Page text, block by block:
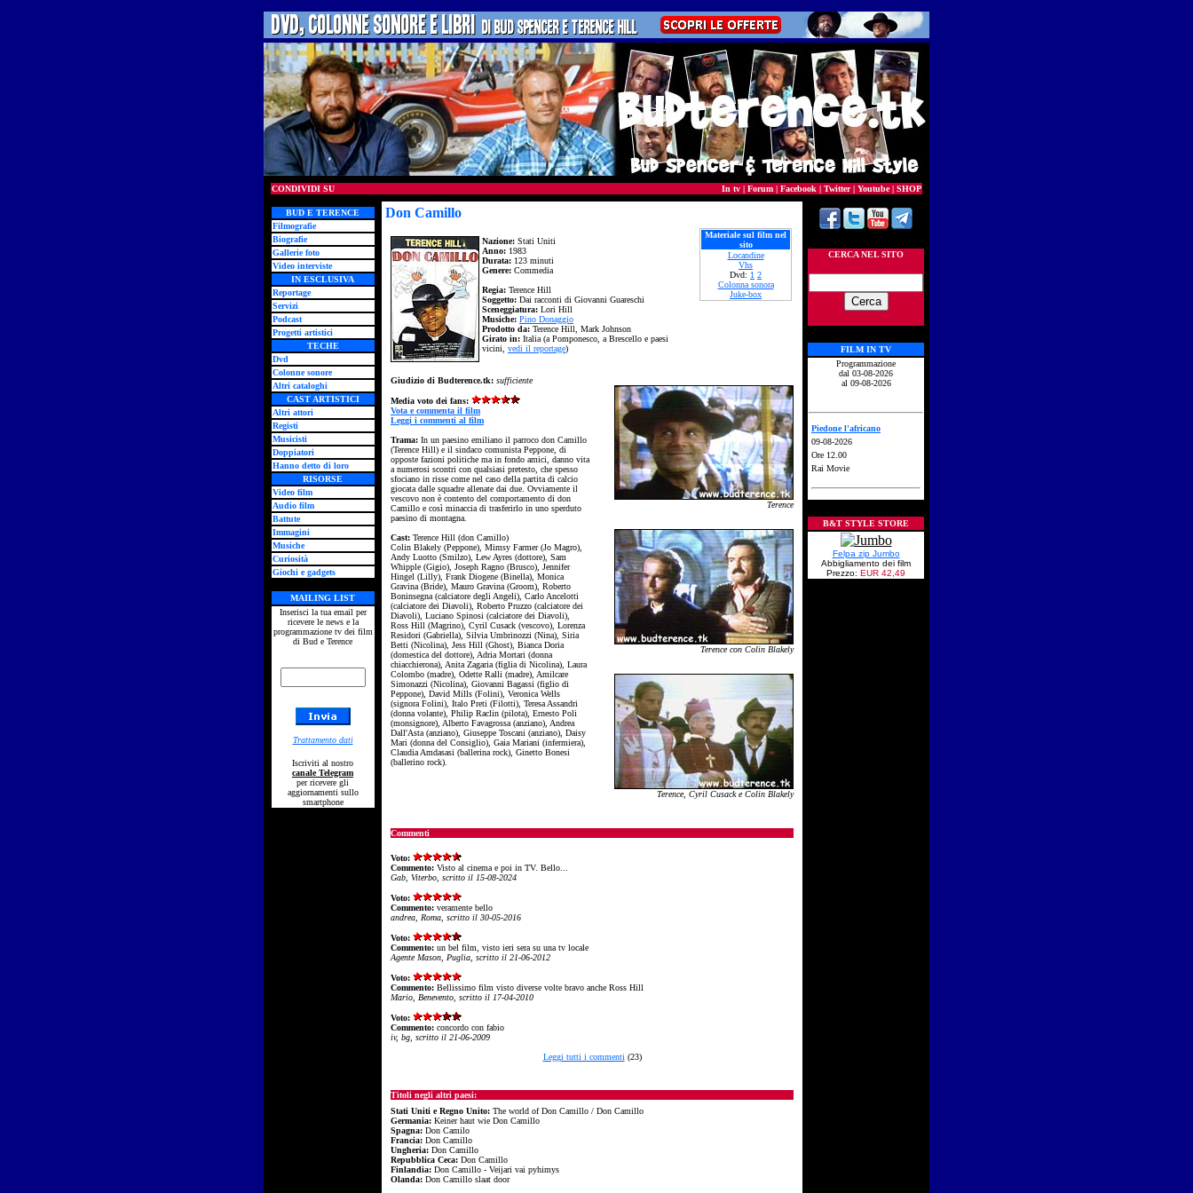
CONDIVIDI SU In tv | Forum | Facebook | Twitter| Youtube| SHOP
BUD E TERENCE
Filmografie
Biografie
Gallerie foto
Video interviste
IN ESCLUSIVA
Reportage
Servizi
Podcast
Progetti artistici
TECHE
Dvd
Colonne sonore
Altri cataloghi
CAST ARTISTICI
Altri attori
Registi
Musicisti
Doppiatori
Hanno detto di loro
RISORSE
Video film
Audio film
Battute
Immagini
Musiche
Curiosità
Giochi e gadgets
MAILING LIST
Inserisci la tua email per
ricevere le news e la
programmazione tv dei film
di Bud e Terence
Trattamento dati
Iscriviti al nostro
canale Telegram
per ricevere gli
aggiornamenti sullo
smartphone
Don Camillo
Nazione: Stati Uniti
Anno: 1983
Durata: 123 minuti
Genere: Commedia
Regia: Terence Hill
Soggetto: Dai racconti di Giovanni Guareschi
Sceneggiatura: Lori Hill
Musiche: Pino Donaggio
Prodotto da: Terence Hill, Mark Johnson
Girato in: Italia (a Pomponesco, a Brescello e paesi
vicini, vedi il reportage)
Materiale sul film nel
sito
Locandine
Vhs
Dvd: 1 2
Colonna sonora
Juke-box
Giudizio di Budterence.tk: sufficiente
Media voto dei fans:
Vota e commenta il film
Leggi i commenti al film
Trama: In un paesino emiliano il parroco don Camillo
(Terence Hill) e il sindaco comunista Peppone, di
opposte fazioni politiche ma in fondo amici, danno vita
a numerosi scontri con qualsiasi pretesto, che spesso
sfociano in risse come nel caso della partita di calcio
giocata dalle squadre allenate dai due. Ovviamente il
vescovo non è contento del comportamento di don
Camillo e così minaccia di trasferirlo in uno sperduto
paesino di montagna.
Cast: Terence Hill (don Camillo)
Colin Blakely (Peppone), Mimsy Farmer (Jo Magro),
Andy Luotto (Smilzo), Lew Ayres (dottore), Sam
Whipple (Gigio), Joseph Ragno (Brusco), Jennifer
Hingel (Lilly), Frank Diogene (Binella), Monica
Gravina (Bride), Mauro Gravina (Groom), Roberto
Boninsegna (calciatore degli Angeli), Carlo Ancelotti
(calciatore dei Diavoli), Roberto Pruzzo (calciatore dei
Diavoli), Luciano Spinosi (calciatore dei Diavoli),
Ross Hill (Magrino), Cyril Cusack (vescovo), Lorenza
Residori (Gabriella), Silvia Umbrinozzi (Nina), Siria
Betti (Nicolina), Jess Hill (Ghost), Bianca Doria
(domestica del dottore), Adria Mortari (donna
chiacchierona), Anita Zagaria (figlia di Nicolina), Laura
Colombo (madre), Odette Ralli (madre), Amilcare
Simonazzi (Nicolina), Giovanni Bagassi (figlio di
Peppone), David Mills (Folini), Veronica Wells
(signora Folini), Italo Preti (Filotti), Teresa Assandri
(donna volante), Philip Raclin (pilota), Ernesto Poli
(monsignore), Alberto Favagrossa (anziano), Andrea
Dall'Asta (anziano), Giuseppe Toscani (anziano), Daisy
Mari (donna del Consiglio), Gaia Mariani (infermiera),
Claudia Amdasasi (ballerina rock), Ginetto Bonesi
(ballerino rock).
Terence
Terence con Colin Blakely
Terence, Cyril Cusack eColin Blakely
Commenti
Voto:
Commento: Visto al cinema e poi in TV. Bello...
Gab, Viterbo, scritto il 15-08-2024
Voto:
Commento: veramente bello
andrea, Roma, scritto il 30-05-2016
Voto:
Commento: un bel film, visto ieri sera su una tv locale
Agente Mason, Puglia, scritto il 21-06-2012
Voto:
Commento: Bellissimo film visto diverse volte bravo anche Ross Hill
Mario, Benevento, scritto il 17-04-2010
Voto:
Commento: concordo con fabio
iv, bg, scritto il 21-06-2009
Leggi tutti i commenti (23)
Titoli negli altri paesi:
Stati Uniti e Regno Unito: The world of Don Camillo / Don Camillo
Germania: Keiner haut wie Don Camillo
Spagna: Don Camilo
Francia: Don Camillo
Ungheria: Don Camillo
Repubblica Ceca: Don Camillo
Finlandia: Don Camillo - Veijari vai pyhimys
Olanda: Don Camillo slaat door
CERCA NEL SITO
FILM IN TV
Programmazione
dal 03-08-2026
al 09-08-2026
Piedone l'africano
09-08-2026
Ore 12.00
Rai Movie
B&T STYLE STORE
Felpa zip Jumbo
Abbigliamento dei film
Prezzo: EUR 42,49